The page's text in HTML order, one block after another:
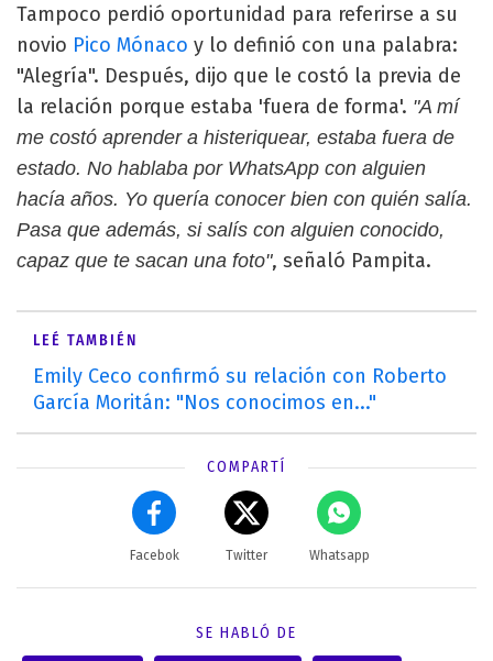
Tampoco perdió oportunidad para referirse a su
novio Pico Mónaco y lo definió con una palabra:
"Alegría". Después, dijo que le costó la previa de
la relación porque estaba 'fuera de forma'. "A mí
me costó aprender a histeriquear, estaba fuera de
estado. No hablaba por WhatsApp con alguien
hacía años. Yo quería conocer bien con quién salía.
Pasa que además, si salís con alguien conocido,
capaz que te sacan una foto", señaló Pampita.
LEÉ TAMBIÉN
Emily Ceco confirmó su relación con Roberto
García Moritán: "Nos conocimos en..."
COMPARTÍ
Facebok Twitter Whatsapp
SE HABLÓ DE